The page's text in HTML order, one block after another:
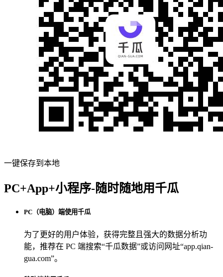
一键保存到本地
PC+App+小程序-随时随地用千瓜
PC（电脑）端使用千瓜
为了更好的用户体验，获得完整且强大的数据分析功
能，推荐在 PC 端搜索“千瓜数据”或访问网址“app.qian-
gua.com”。